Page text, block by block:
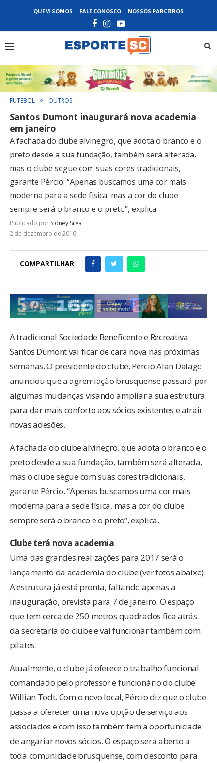
QUEM SOMOS FALE CONOSCO NOSSOS PARCEIROS
FUTEBOL OUTROS
Santos Dumont inaugurará nova academia
em janeiro
A fachada do clube alvinegro, que adota o branco e o
preto desde a sua fundação, também será alterada,
mas o clube segue com suas cores tradicionais,
garante Pércio. “Apenas buscamos uma cor mais
moderna para a sede física, mas a cor do clube
sempre será o branco e o preto”, explica.
Publicado por Sidney Silva
2 de dezembro de 2016
COMPARTILHAR
A tradicional Sociedade Beneficente e Recreativa
Santos Dumont vai ficar de cara nova nas próximas
semanas. O presidente do clube, Pércio Alan Dalago
anunciou que a agremiação brusquense passará por
algumas mudanças visando ampliar a sua estrutura
para dar mais conforto aos sócios existentes e atrair
novas adesões.
A fachada do clube alvinegro, que adota o branco e o
preto desde a sua fundação, também será alterada,
mas o clube segue com suas cores tradicionais,
garante Pércio. “Apenas buscamos uma cor mais
moderna para a sede física, mas a cor do clube
sempre será o branco e o preto”, explica.
Clube terá nova academia
Uma das grandes realizações para 2017 será o
lançamento da academia do clube (ver fotos abaixo).
A estrutura já está pronta, faltando apenas a
inauguração, prevista para 7 de janeiro. O espaço
que tem cerca de 250 metros quadrados fica atrás
da secretaria do clube e vai funcionar também com
pilates.
Atualmente, o clube já oferece o trabalho funcional
comandado pelo professor e funcionário do clube
Willian Todt. Com o novo local, Pércio diz que o clube
passa a oferecer uma nova opção de serviço aos
associados e com isso também tem a oportunidade
de angariar novos sócios. O espaço será aberto a
toda comunidade brusquense, com desconto para